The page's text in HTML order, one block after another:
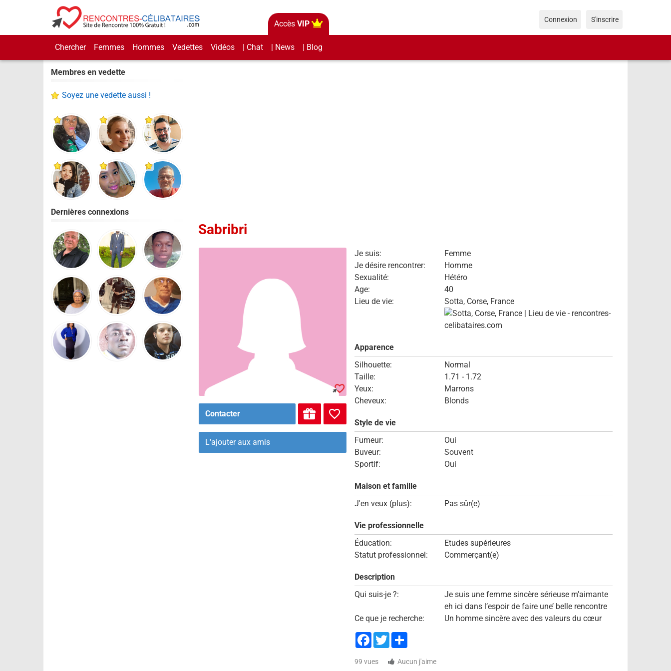
Accès VIP
Chercher Femmes Hommes Vedettes Vidéos | Chat | News | Blog
Connexion S'inscrire
Membres en vedette
Soyez une vedette aussi !
Dernières connexions
Sabribri
Contacter
L'ajouter aux amis
Je suis:
Femme
Je désire rencontrer:
Homme
Sexualité:
Hétéro
Age:
40
Lieu de vie:
Sotta, Corse, France
Apparence
Silhouette:
Normal
Taille:
1.71 - 1.72
Yeux:
Marrons
Cheveux:
Blonds
Style de vie
Fumeur:
Oui
Buveur:
Souvent
Sportif:
Oui
Maison et famille
J'en veux (plus):
Pas sûr(e)
Vie professionnelle
Éducation:
Etudes supérieures
Statut professionnel:
Commerçant(e)
Description
Qui suis-je ?:
Je suis une femme sincère sérieuse m’aimante
eh ici dans l’espoir de faire une’ belle rencontre
Ce que je recherche:
Un homme sincère avec des valeurs du cœur
Facebook
TwitterShare
99 vues Aucun j'aime